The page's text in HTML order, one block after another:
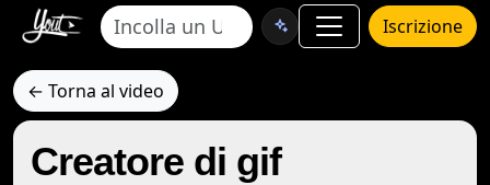
Iscrizione
← Torna al video
Creatore di gif